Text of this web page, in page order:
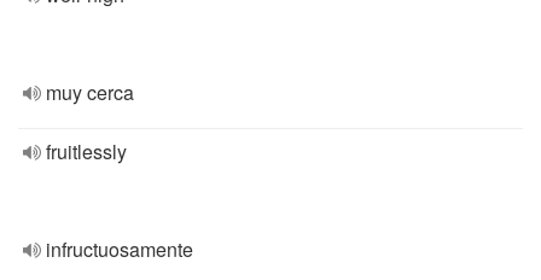
muy cerca
fruitlessly
infructuosamente